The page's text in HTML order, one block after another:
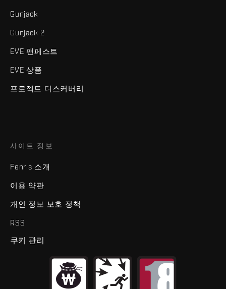
Gunjack
Gunjack 2
EVE 팬페스트
EVE 상품
프로젝트 디스커버리
사이트 정보
Fenris 소개
이용 약관
개인 정보 보호 정책
RSS
쿠키 관리